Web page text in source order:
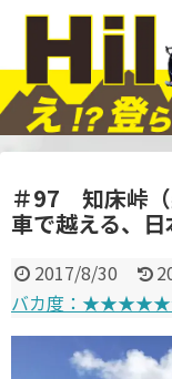
＃97 知床峠（
車で越える、日
2017/8/30
バカ度：